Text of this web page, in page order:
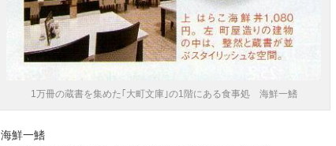
1万冊の蔵書を集めた｢大町文庫｣の1階にある食事処 海鮮一鰭
海鮮一鰭